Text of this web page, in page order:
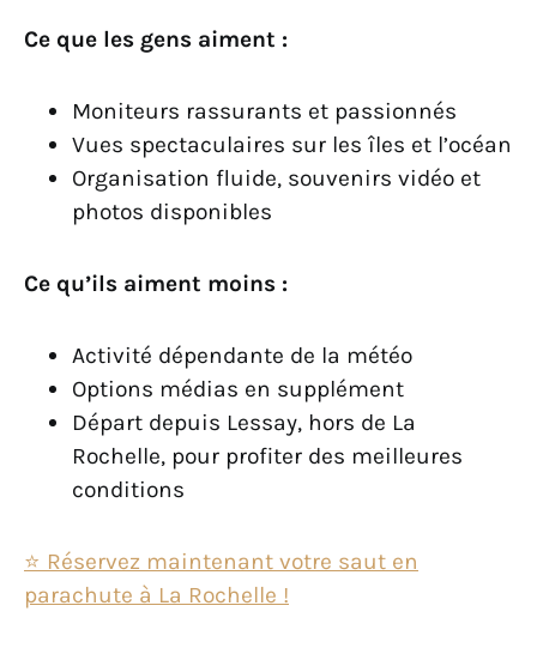
Ce que les gens aiment :
Moniteurs rassurants et passionnés
Vues spectaculaires sur les îles et l’océan
Organisation fluide, souvenirs vidéo et
photos disponibles
Ce qu’ils aiment moins :
Activité dépendante de la météo
Options médias en supplément
Départ depuis Lessay, hors de La
Rochelle, pour profiter des meilleures
conditions
⭐️ Réservez maintenant votre saut en
parachute à La Rochelle !